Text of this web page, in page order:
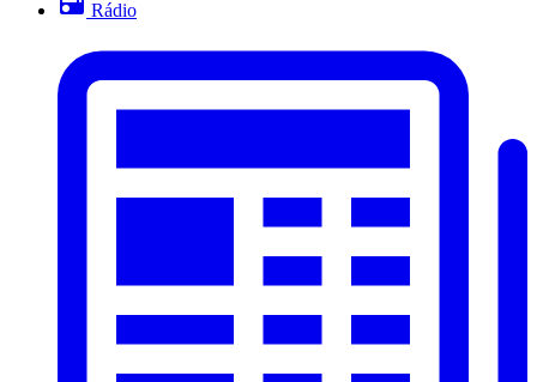
Rádio